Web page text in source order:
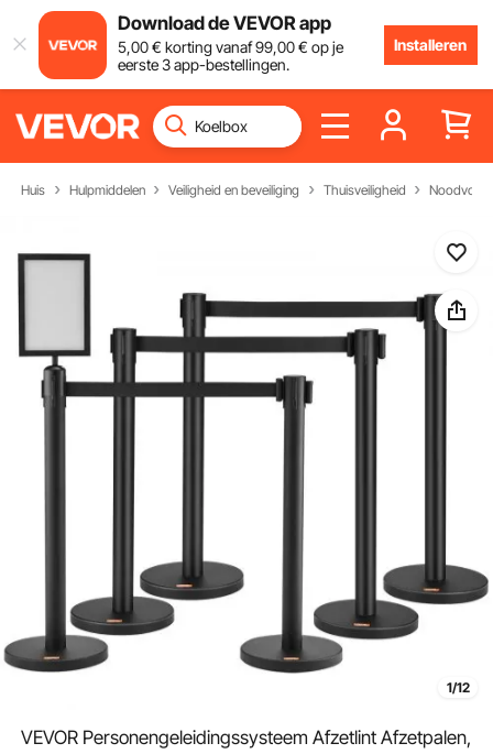
Download de VEVOR app
5,00€ korting vanaf99,00€ op je
eerste 3 app-bestellingen.
Installeren
Huis Hulpmiddelen Veiligheid en beveiliging Thuisveiligheid
1/12
VEVOR Personengeleidingssysteem Afzetlint Afzetpalen,